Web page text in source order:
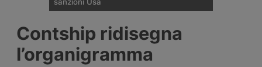
SeaLead Shipping ha presentato richiesta
di liquidazione volontaria dopo essere
stata colpita dalle sanzioni dirette del
Tesoro Usa di luglio 2026, terzo atto di
Contship ridisegna
l’organigramma